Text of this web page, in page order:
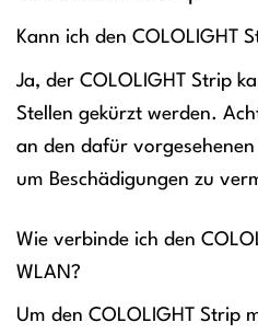
Kann ich den COLOLIGHT
Ja, der COLOLIGHT Strip
Stellen gekürzt werden.
an den dafür
um Beschädigungen zu
Wie verbinde ich den
WLAN?
Um den COLOLIGHT Strip